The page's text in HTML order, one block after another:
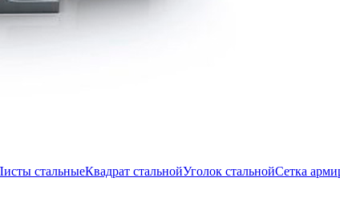
стальныеКвадрат стальнойУголок стальнойСетка